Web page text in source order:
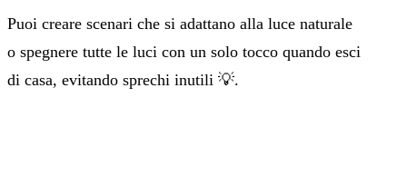
Puoi creare scenari che si adattano alla luce naturale
o spegnere tutte le luci con un solo tocco quando esci
di casa, evitando sprechi inutili 💡.